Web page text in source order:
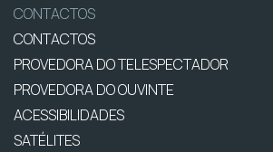
CONTACTOS
CONTACTOS
PROVEDORA DO TELESPECTADOR
PROVEDORA DO OUVINTE
ACESSIBILIDADES
SATÉLITES